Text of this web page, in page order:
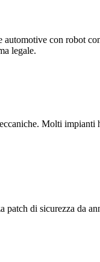
con robot
legale.
Molti
di sicurezza da